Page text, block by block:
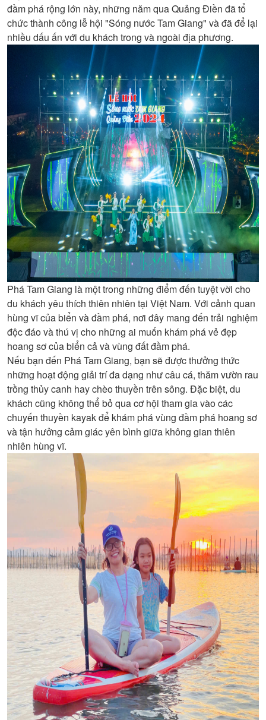
đầm phá rộng lớn này, những năm qua Quảng Điền đã tổ
chức thành công lễ hội "Sóng nước Tam Giang" và đã để lại
nhiều dấu ấn với du khách trong và ngoài địa phương.
Phá Tam Giang là một trong những điểm đến tuyệt vời cho
du khách yêu thích thiên nhiên tại Việt Nam. Với cảnh quan
hùng vĩ của biển và đầm phá, nơi đây mang đến trải nghiệm
độc đáo và thú vị cho những ai muốn khám phá vẻ đẹp
hoang sơ của biển cả và vùng đất đầm phá.
Nếu bạn đến Phá Tam Giang, bạn sẽ được thưởng thức
những hoạt động giải trí đa dạng như câu cá, thăm vườn rau
trồng thủy canh hay chèo thuyền trên sông. Đặc biệt, du
khách cũng không thể bỏ qua cơ hội tham gia vào các
chuyến thuyền kayak để khám phá vùng đầm phá hoang sơ
và tận hưởng cảm giác yên bình giữa không gian thiên
nhiên hùng vĩ.